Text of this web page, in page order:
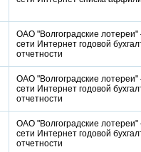
ОАО "Волгоградские лотереи"
сети Интернет годовой
отчетности
ОАО "Волгоградские лотереи"
сети Интернет годовой
отчетности
ОАО "Волгоградские лотереи"
сети Интернет годовой
отчетности